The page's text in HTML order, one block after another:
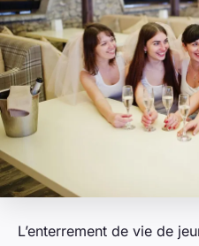
L’enterrement de vie de